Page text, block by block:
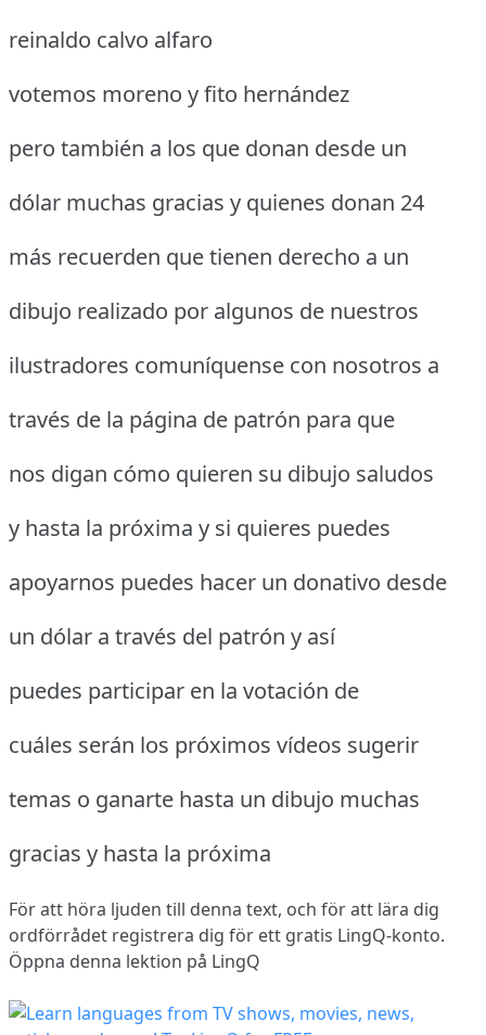
reinaldo calvo alfaro
votemos moreno y fito hernández
pero también a los que donan desde un
dólar muchas gracias y quienes donan 24
más recuerden que tienen derecho a un
dibujo realizado por algunos de nuestros
ilustradores comuníquense con nosotros a
través de la página de patrón para que
nos digan cómo quieren su dibujo saludos
y hasta la próxima y si quieres puedes
apoyarnos puedes hacer un donativo desde
un dólar a través del patrón y así
puedes participar en la votación de
cuáles serán los próximos vídeos sugerir
temas o ganarte hasta un dibujo muchas
gracias y hasta la próxima
För att höra ljuden till denna text, och för att lära dig
ordförrådet registrera dig för ett gratis LingQ-konto.
Öppna denna lektion på LingQ